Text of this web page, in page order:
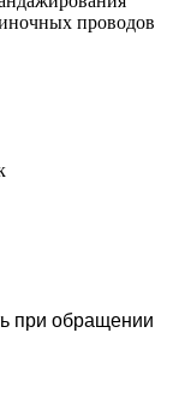
проводов
при обращении